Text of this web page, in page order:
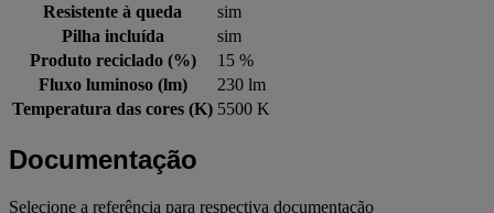
Resistente à queda
sim
Pilha incluída
sim
Produto reciclado (%)
15 %
Fluxo luminoso (lm)
230 lm
Temperatura das cores (K) 5500 K
Documentação
Selecione a referência para respectiva documentação